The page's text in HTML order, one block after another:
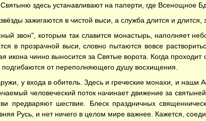
здесь устанавливают на паперти, где Всенощное
зажигаются в чистой выси, а служба длится и
звон", которым так славится монастырь, наполняет
в прозрачной выси, словно пытаются вовсе
икона чинно выносится за Святые ворота. Когда
подгибаются от переполняющего душу восхищения.
у входа в обитель. Здесь и греческие монахи, и
человеческий поток начинает движение за
предваряют шествие. Блеск праздничных
Русь, и нет ничего в целом мире важнее. Кажется,